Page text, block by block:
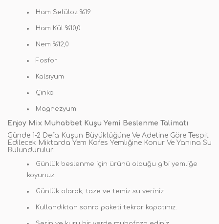
Ham Selüloz %19
Ham Kül %10,0
Nem %12,0
Fosfor
Kalsiyum
Çinko
Magnezyum
Enjoy Mix Muhabbet Kuşu Yemi Beslenme Talimatı
Günde 1-2 Defa Kuşun Büyüklüğüne Ve Adetine Göre Tespit
Edilecek Miktarda Yem Kafes Yemliğine Konur Ve Yanına Su
Bulundurulur.
Günlük beslenme için ürünü olduğu gibi yemliğe
koyunuz.
Günlük olarak, taze ve temiz su veriniz.
Kullandıktan sonra paketi tekrar kapatınız.